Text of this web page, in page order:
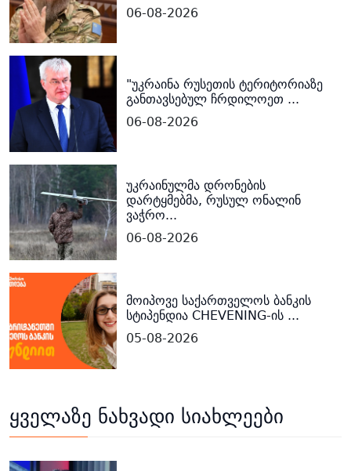
06-08-2026
"უკრაინა რუსეთის ტერიტორიაზე
განთავსებულ ჩრდილოეთ ...
06-08-2026
უკრაინულმა დრონების
დარტყმებმა, რუსულ ონალინ
ვაჭრო...
06-08-2026
მოიპოვე საქართველოს ბანკის
სტიპენდია CHEVENING-ის ...
05-08-2026
ყველაზე ნახვადი სიახლეები